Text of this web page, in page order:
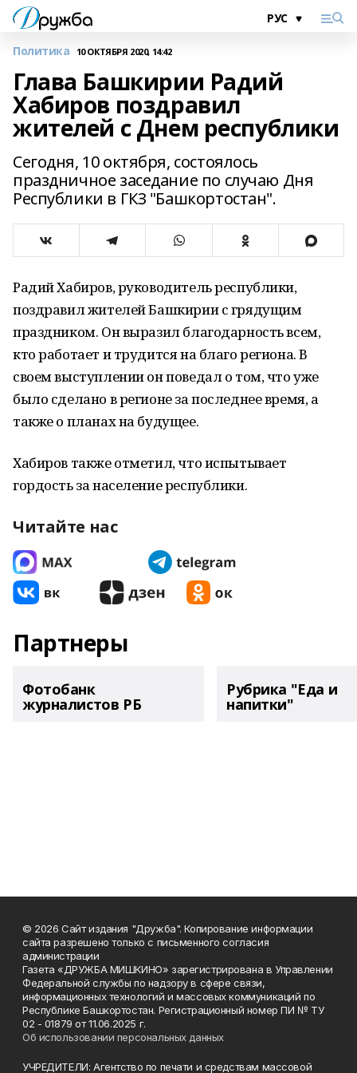
Политика 10 ОКТЯБРЯ 2020, 14:42
Глава Башкирии Радий
Хабиров поздравил
жителей с Днем республики
Сегодня, 10 октября, состоялось
праздничное заседание по случаю Дня
Республики в ГКЗ "Башкортостан".
Радий Хабиров, руководитель республики,
поздравил жителей Башкирии с грядущим
праздником. Он выразил благодарность всем,
кто работает и трудится на благо региона. В
своем выступлении он поведал о том, что уже
было сделано в регионе за последнее время, а
также о планах на будущее.
Хабиров также отметил, что испытывает
гордость за население республики.
Читайте нас
Партнеры
Фотобанк
журналистов РБ
Рубрика "Еда и
напитки"
© 2026 Сайт издания "Дружба". Копирование информации
сайта разрешено только с письменного согласия
администрации
Газета «ДРУЖБА МИШКИНО» зарегистрирована в Управлении
Федеральной службы по надзору в сфере связи,
информационных технологий и массовых коммуникаций по
Республике Башкортостан. Регистрационный номер ПИ № ТУ
02 - 01879 от 11.06.2025 г.
Об использовании персональных данных
УЧРЕДИТЕЛИ: Агентство по печати и средствам массовой